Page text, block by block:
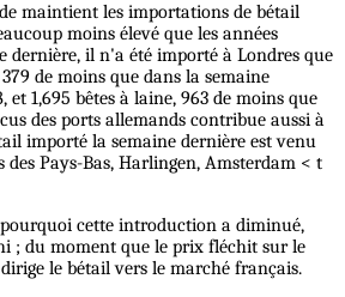
maintient les importations de bétail
moins élevé que les années
dernière, il n'a été importé à Londres que
de moins que dans la semaine
et 1,695 bêtes à laine, 963 de moins que
des ports allemands contribue aussi à
importé la semaine dernière est venu
des Pays-Bas, Harlingen, Amsterdam < t
pourquoi cette introduction a diminué,
; du moment que le prix fléchit sur le
le bétail vers le marché français.